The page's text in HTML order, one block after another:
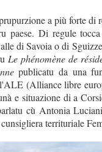
a più forte di
paese. Di regule
di Savoia o di
Le phénomène de
publicatu da una
(Alliance libre
e situazione di a
cù Antonia
territuriale